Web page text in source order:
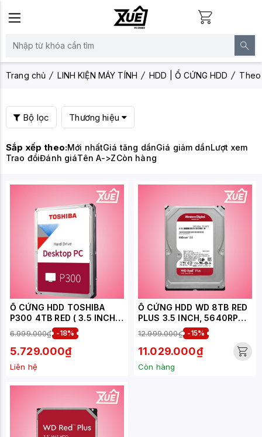
Trang chủ LINH KIỆN MÁY TÍNH HDD | Ổ CỨNG HDD Theo
Bộ lọc Thương hiệu
Sắp xếp theo:Mới nhấtGiá tăng dầnGiá giảm dầnLượt xem
Trao đổiĐánh giáTên A->ZCòn hàng
Ổ CỨNG HDD TOSHIBA
P300 4TB RED ( 3.5 INCH
SATA III - 5400RPM -
128MB ) ( HDWD240AZSTA
)
6.999.000₫ -18%
5.729.000₫
Liên hệ
Ổ CỨNG HDD WD 8TB RED
PLUS 3.5 INCH, 5640RPM,
SATA, 128MB CACHE
(WD80EFPX)
12.999.000₫ -15%
11.029.000₫
Còn hàng